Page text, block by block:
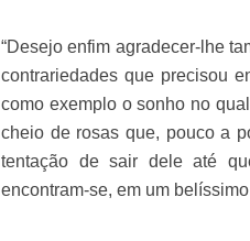
“Desejo enfim agradecer-lhe
contrariedades que precisou
como exemplo o sonho no
cheio de rosas que, pouco a
tentação de sair dele até
encontram-se, em um